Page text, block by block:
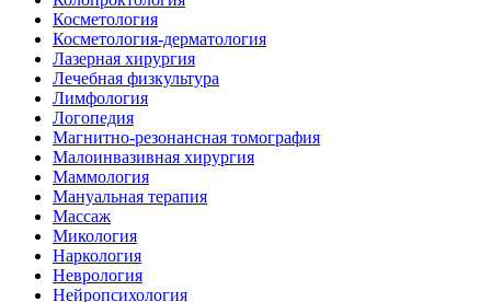
Косметология
Косметология-дерматология
Лазерная хирургия
Лечебная физкультура
Лимфология
Логопедия
Магнитно-резонансная томография
Малоинвазивная хирургия
Маммология
Мануальная терапия
Массаж
Микология
Наркология
Неврология
Нейропсихология